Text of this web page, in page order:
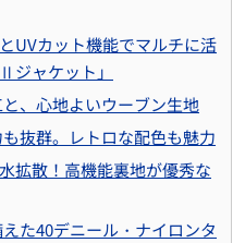
UVカット機能でマルチに活
ジャケット」
、心地よいウーブン生地
抜群。レトロな配色も魅力
拡散！高機能裏地が優秀な
た40デニール・ナイロンタ